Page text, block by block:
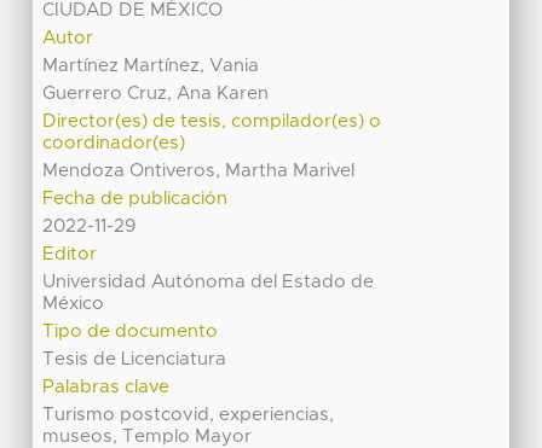
CIUDAD DE MÉXICO
Autor
Martínez Martínez, Vania
Guerrero Cruz, Ana Karen
Director(es) de tesis, compilador(es) o
coordinador(es)
Mendoza Ontiveros, Martha Marivel
Fecha de publicación
2022-11-29
Editor
Universidad Autónoma del Estado de
México
Tipo de documento
Tesis de Licenciatura
Palabras clave
Turismo postcovid, experiencias,
museos, Templo Mayor